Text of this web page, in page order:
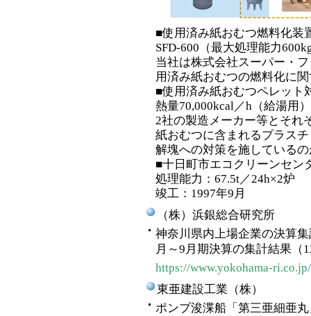
■使用済み紙おむつ燃料化装
SFD-600（最大処理能力
当社は株式会社スーパー・
用済み紙おむつの燃料化に
■使用済み紙おむつペレット
熱量70,000kcal／h（給湯用）
2社の製造メーカー等とそれ
紙おむつに含まれるプラス
解塊への対策を施している
■十日町市エコクリーンセン
処理能力：67.5t／24h×2炉
竣工：1997年9月
（株）浜銀総合研究所
神奈川県内上場企業の決算
月～9月期決算の集計結果（
https://www.yokohama-
東亜建設工業（株）
ポンプ浚渫船「第三亜細亜